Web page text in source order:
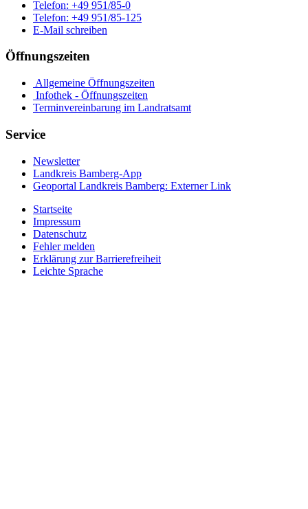
Telefon: +49 951/85-0
Telefon: +49 951/85-125
E-Mail schreiben
Öffnungszeiten
Allgemeine Öffnungszeiten
Infothek - Öffnungszeiten
Terminvereinbarung im Landratsamt
Service
Newsletter
Landkreis Bamberg-App
Geoportal Landkreis Bamberg: Externer Link
Startseite
Impressum
Datenschutz
Fehler melden
Erklärung zur Barrierefreiheit
Leichte Sprache